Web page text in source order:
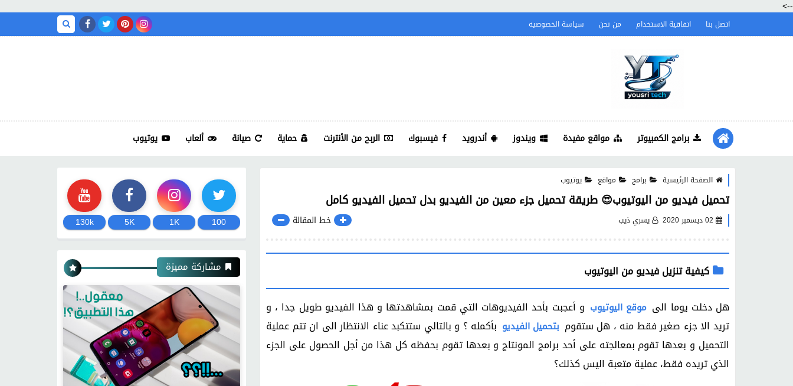
-->
اتصل بنا اتفاقية الاستخدام من نحن سياسة الخصوصيه
برامج الكمبيوتر مواقع مفيدة ويندوز أندرويد فيسبوك الربح من الأنترنت حماية صيانة ألعاب يوتيوب
الصفحة الرئيسية برامج مواقع يوتيوب
تحميل فيديو من اليوتيوب😍 طريقة تحميل جزء معين من الفيديو بدل تحميل الفيديو كامل
02 ديسمبر 2020 يسري ذيب خط المقالة
كيفية تنزيل فيديو من اليوتيوب
هل دخلت يوما الى موقع اليوتيوب و أعجبت بأحد الفيديوهات التي قمت بمشاهدتها و هذا الفيديو طويل جدا ، و
تريد الا جزء صغير فقط منه ، هل ستقوم بتحميل الفيديو بأكمله ؟ و بالتالي ستتكبد عناء الانتظار الى ان تتم عملية
التحميل و بعدها تقوم بمعالجته على أحد برامج المونتاج و بعدها تقوم بحفظه كل هذا من أجل الحصول على الجزء
الذي تريده فقط، عملية متعبة اليس كذلك؟
100
1K
5K
130k
مشاركة مميزة